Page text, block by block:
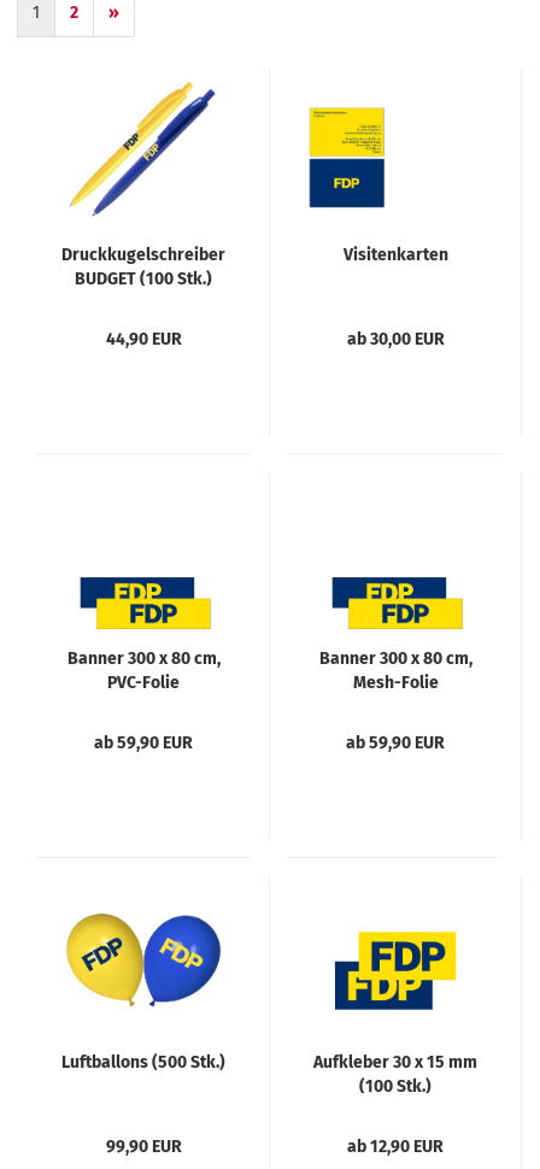
1 2 »
Druckkugelschreiber
BUDGET (100 Stk.)
44,90 EUR
Visitenkarten
ab 30,00 EUR
Banner 300 x 80 cm,
PVC-Folie
ab 59,90 EUR
Banner 300 x 80 cm,
Mesh-Folie
ab 59,90 EUR
Luftballons (500 Stk.)
99,90 EUR
Aufkleber 30 x 15 mm
(100 Stk.)
ab 12,90 EUR